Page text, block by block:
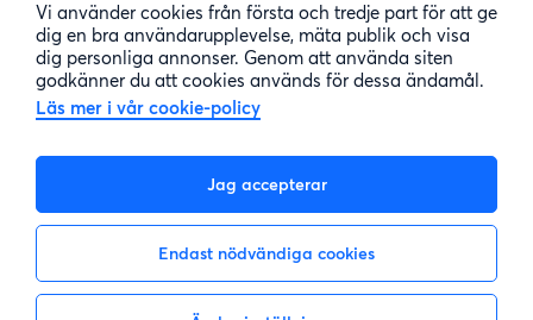
Vi använder cookies från första och tredje part för att ge
dig en bra användarupplevelse, mäta publik och visa
dig personliga annonser. Genom att använda siten
godkänner du att cookies används för dessa ändamål.
Läs mer i vår cookie-policy
Jag accepterar
Endast nödvändiga cookies
Sitemap
Kundtjänst
08-22 00 90
E-post: